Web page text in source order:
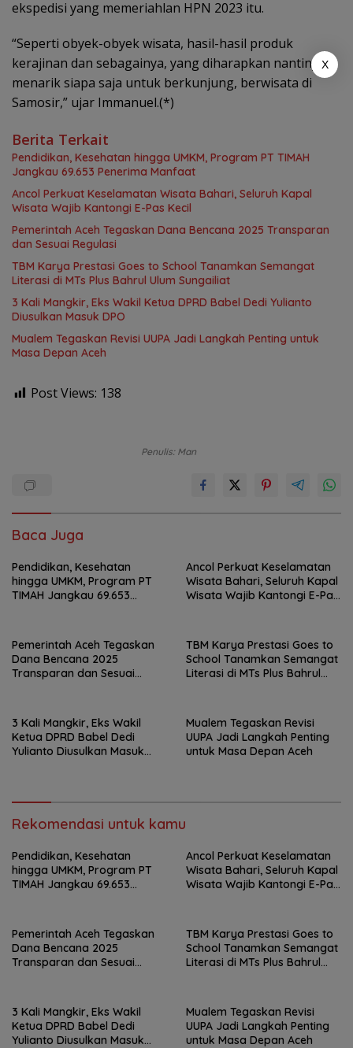
ekspedisi yang memeriahlan HPN 2023 itu.
“Seperti obyek-obyek wisata, hasil-hasil produk
kerajinan dan sebagainya, yang diharapkan nantinya
menarik siapa saja untuk berkunjung, berwisata di
Samosir,” ujar Immanuel.(*)
Berita Terkait
Pendidikan, Kesehatan hingga UMKM, Program PT TIMAH
Jangkau 69.653 Penerima Manfaat
Ancol Perkuat Keselamatan Wisata Bahari, Seluruh Kapal
Wisata Wajib Kantongi E-Pas Kecil
Pemerintah Aceh Tegaskan Dana Bencana 2025 Transparan
dan Sesuai Regulasi
TBM Karya Prestasi Goes to School Tanamkan Semangat
Literasi di MTs Plus Bahrul Ulum Sungailiat
3 Kali Mangkir, Eks Wakil Ketua DPRD Babel Dedi Yulianto
Diusulkan Masuk DPO
Mualem Tegaskan Revisi UUPA Jadi Langkah Penting untuk
Masa Depan Aceh
Post Views: 138
Penulis: Man
Baca Juga
Pendidikan, Kesehatan
hingga UMKM, Program PT
TIMAH Jangkau 69.653
Ancol Perkuat Keselamatan
Wisata Bahari, Seluruh Kapal
Wisata Wajib Kantongi E-Pas
Pemerintah Aceh Tegaskan
Dana Bencana 2025
Transparan dan Sesuai
TBM Karya Prestasi Goes to
School Tanamkan Semangat
Literasi di MTs Plus Bahrul
3 Kali Mangkir, Eks Wakil
Ketua DPRD Babel Dedi
Yulianto Diusulkan Masuk
Mualem Tegaskan Revisi
UUPA Jadi Langkah Penting
untuk Masa Depan Aceh
Rekomendasi untuk kamu
Pendidikan, Kesehatan
hingga UMKM, Program PT
TIMAH Jangkau 69.653
Ancol Perkuat Keselamatan
Wisata Bahari, Seluruh Kapal
Wisata Wajib Kantongi E-Pas
Pemerintah Aceh Tegaskan
Dana Bencana 2025
Transparan dan Sesuai
TBM Karya Prestasi Goes to
School Tanamkan Semangat
Literasi di MTs Plus Bahrul
3 Kali Mangkir, Eks Wakil
Ketua DPRD Babel Dedi
Yulianto Diusulkan Masuk
Mualem Tegaskan Revisi
UUPA Jadi Langkah Penting
untuk Masa Depan Aceh
X